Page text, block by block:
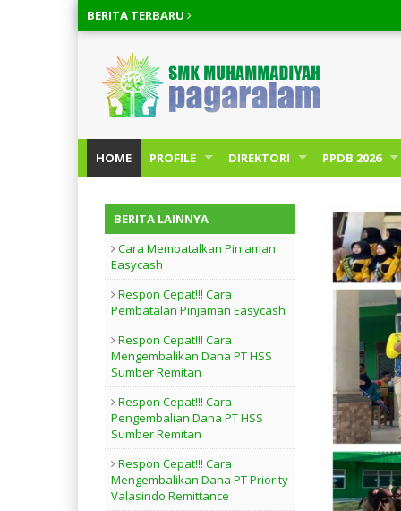
BERITA TERBARU
HOME PROFILE DIREKTORI PPDB 2026
BERITA LAINNYA
Cara Membatalkan Pinjaman
Easycash
Respon Cepat!!! Cara
Pembatalan Pinjaman Easycash
Respon Cepat!!! Cara
Mengembalikan Dana PT HSS
Sumber Remitan
Respon Cepat!!! Cara
Pengembalian Dana PT HSS
Sumber Remitan
Respon Cepat!!! Cara
Mengembalikan Dana PT Priority
Valasindo Remittance